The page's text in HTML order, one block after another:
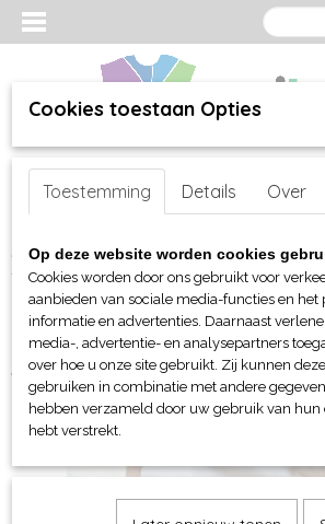
Inloggen Registreren
Home >webshop>Per merk >Clique >
Sorteer op:
Cookies toestaan Opties
Toestemming Details Over
Op deze website worden cookies
Cookies worden door ons gebruikt voor
aanbieden van sociale media-functies en het
informatie en advertenties. Daarnaast
media-, advertentie- en analysepartners
over hoe u onze site gebruikt. Zij kunnen
gebruiken in combinatie met andere
hebben verzameld door uw gebruik van hun
hebt verstrekt.